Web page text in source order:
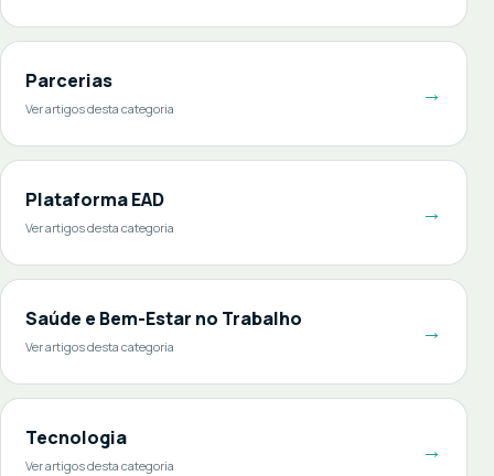
Parcerias
Ver artigos desta categoria
→
Plataforma EAD
Ver artigos desta categoria
→
Saúde e Bem-Estar no Trabalho
Ver artigos desta categoria
→
Tecnologia
Ver artigos desta categoria
→